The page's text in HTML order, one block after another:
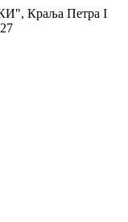
Краља Петра I